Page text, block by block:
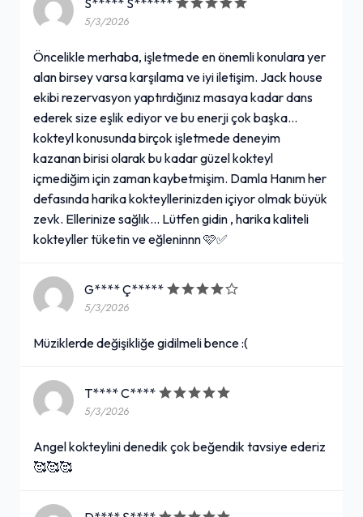
S***** S******
5/3/2026
Öncelikle merhaba, işletmede en önemli konulara yer
alan birsey varsa karşılama ve iyi iletişim. Jack house
ekibi rezervasyon yaptırdığınız masaya kadar dans
ederek size eşlik ediyor ve bu enerji çok başka...
kokteyl konusunda birçok işletmede deneyim
kazanan birisi olarak bu kadar güzel kokteyl
içmediğim için zaman kaybetmişim. Damla Hanım her
defasında harika kokteyllerinizden içiyor olmak büyük
zevk. Ellerinize sağlık... Lütfen gidin , harika kaliteli
kokteyller tüketin ve eğleninnn 🩷✅️
G**** Ç*****
5/3/2026
Müziklerde değişikliğe gidilmeli bence :(
T**** C****
5/3/2026
Angel kokteylini denedik çok beğendik tavsiye ederiz
🥰🥰🥰